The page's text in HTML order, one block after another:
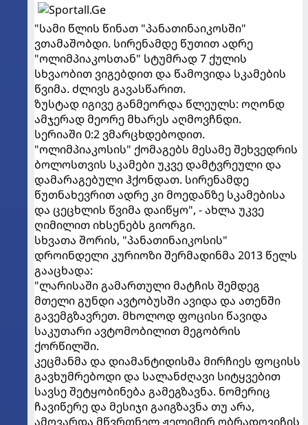
"სამი წლის წინათ "პანათინაიკოსში"
ვთამაშობდი. სირენამდე წუთით ადრე
"ოლიმპიაკოსთან" სტუმრად 7 ქულის
სხვაობით ვიგებდით და წამოვიდა სკამების
წვიმა. ძლივს გავასწარით.
ზუსტად იგივე განმეორდა წლეულს: ოღონდ
ამჯერად მეორე მხარეს აღმოვჩნდი.
სერიაში 0:2 ვმარცხდებოდით.
"ოლიმპიაკოსის" ქომაგებს მესამე შეხვედრის
ბოლოსთვის სკამები უკვე დამტვრეული და
დამარაგებული ჰქონდათ. სირენამდე
წუთნახევრით ადრე კი მოედანზე სკამებისა
და ცეცხლის წვიმა დაიწყო", - ახლა უკვე
ღიმილით იხსენებს გიორგი.
სხვათა შორის, "პანათინაიკოსის"
დროინდელი კურიოზი შერმადინმა 2013 წელს
გააცხადა:
"ლარისაში გამართული მატჩის შემდეგ
მთელი გუნდი ავტობუსში ავიდა და ათენში
გავემგზავრეთ. მხოლოდ ფოცისი წავიდა
საკუთარი ავტომობილით მეგობრის
ქორწილში.
კეცმანმა და დიამანტიდისმა მირჩიეს ფოცისს
გავხუმრებოდი და სალანძღავი სიტყვებით
სავსე შეტყობინება გამეგზავნა. ნომერიც
ჩავიწერე და მესიჯი გაიგზავნა თუ არა,
ამოვარდა მწვრთნელ ჟელიმირ ობრადოვიჩის